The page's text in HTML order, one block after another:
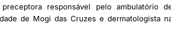
responsável pelo ambulatório
de Mogi das Cruzes e dermatologista